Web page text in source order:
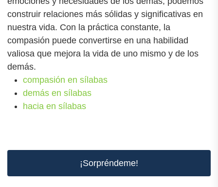
construir relaciones más sólidas y significativas en
nuestra vida. Con la práctica constante, la
compasión puede convertirse en una habilidad
valiosa que mejora la vida de uno mismo y de los
demás.
compasión en sílabas
demás en sílabas
hacia en sílabas
¡Sorpréndeme!